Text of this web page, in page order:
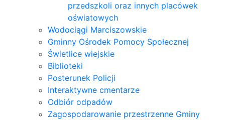
przedszkoli oraz innych placówek
oświatowych
Wodociągi Marciszowskie
Gminny Ośrodek Pomocy Społecznej
Świetlice wiejskie
Biblioteki
Posterunek Policji
Interaktywne cmentarze
Odbiór odpadów
Zagospodarowanie przestrzenne Gminy